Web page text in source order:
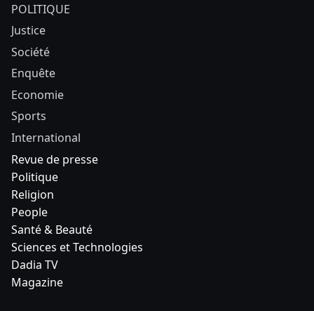
POLITIQUE
Justice
Société
Enquête
Economie
Sports
International
Revue de presse
Politique
Religion
People
Santé & Beauté
Sciences et Technologies
Dadia TV
Magazine